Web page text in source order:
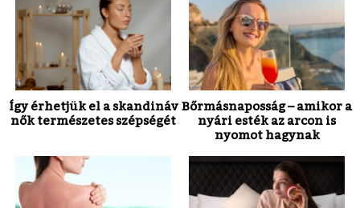
Így érhetjük el a skandináv
nők természetes szépségét
Bőrmásnaposság – amikor a
nyári esték az arcon is
nyomot hagynak